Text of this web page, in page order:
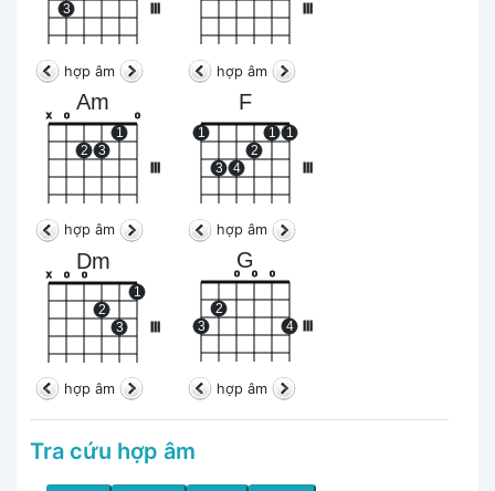
3
hợp âm hợp âm
Am
III
x o
2 3
1
o
hợp âm
F
1
3 4
2
1 1
hợp âm
Dm
III
x o o
2
3
1
hợp âm
G
3
2
o o o
4
hợp âm
Tra cứu hợp âm